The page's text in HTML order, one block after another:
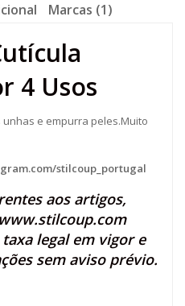
Marcas (1)
4 Usos
e empurra peles.Muito
stilcoup_portugal
aos artigos,
www.stilcoup.com
legal em vigor e
sem aviso prévio.